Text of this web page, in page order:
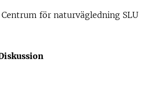
för naturvägledning SLU